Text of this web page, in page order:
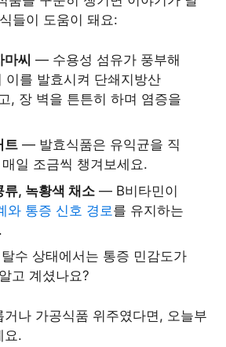
들이 도움이 돼요:
마씨 — 수용성 섬유가 풍부해
이를 발효시켜 단쇄지방산
, 장 벽을 튼튼히 하며 염증을
트— 발효식품은 유익균을 직
일 조금씩 챙겨보세요.
류, 녹황색 채소— B비타민이
와 통증 신호 경로를 유지하는
수 상태에서는 통증 민감도가
고 계셨나요?
나 가공식품 위주였다면, 오늘부
요.